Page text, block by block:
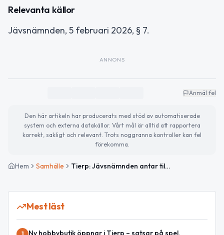
Relevanta källor
Jävsnämnden, 5 februari 2026, § 7.
ANNONS
Anmäl fel
Den här artikeln har producerats med stöd av automatiserade
system och externa datakällor. Vårt mål är alltid att rapportera
korrekt, sakligt och relevant. Trots noggranna kontroller kan fel
förekomma.
Hem Samhälle Tierp: Jävsnämnden antar tillsynsplan
Mest läst